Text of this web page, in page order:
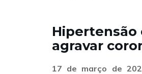
Hipertensão
agravar
17 de março de